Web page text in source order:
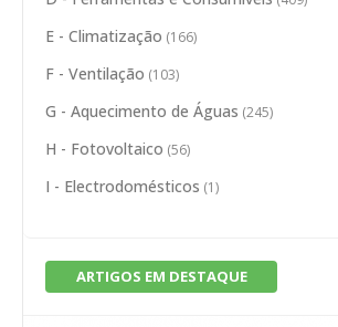
E - Climatização (166)
F - Ventilação (103)
G - Aquecimento de Águas (245)
H - Fotovoltaico (56)
I - Electrodomésticos (1)
ARTIGOS EM DESTAQUE